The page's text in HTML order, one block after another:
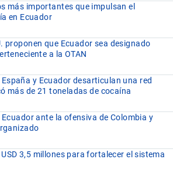
más importantes que impulsan el
en Ecuador
proponen que Ecuador sea designado
a la OTAN
y Ecuador desarticulan una red
más de 21 toneladas de cocaína
ante la ofensiva de Colombia y
3,5 millones para fortalecer el sistema